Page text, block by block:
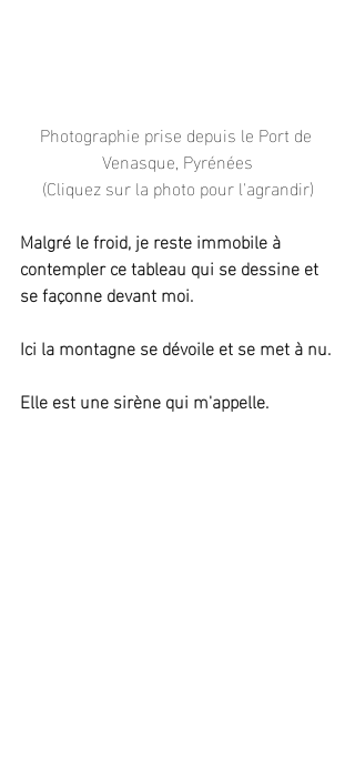
Photographie prise depuis le Port de
Venasque, Pyrénées
(Cliquez sur la photo pour l'agrandir)
Malgré le froid, je reste immobile à
contempler ce tableau qui se dessine et
se façonne devant moi.
Ici la montagne se dévoile et se met à nu.
Elle est une sirène qui m'appelle.